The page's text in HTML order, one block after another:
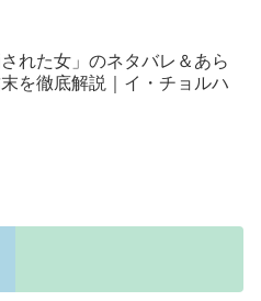
れた女」のネタバレ＆あら
を徹底解説｜イ・チョルハ